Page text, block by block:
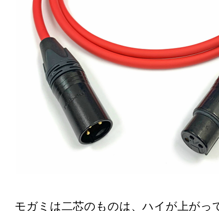
モガミは二芯のものは、ハイが上がっ